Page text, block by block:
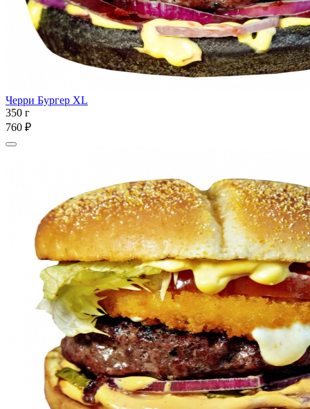
Черри Бургер XL
350 г
760 ₽